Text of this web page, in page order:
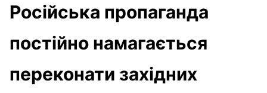
Російська пропаганда
постійно намагається
переконати західних